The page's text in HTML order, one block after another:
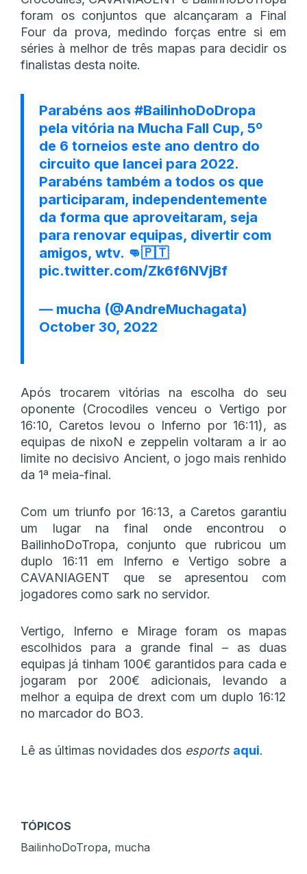
foram os conjuntos que alcançaram a Final
Four da prova, medindo forças entre si em
séries à melhor de três mapas para decidir os
finalistas desta noite.
Parabéns aos #BailinhoDoDropa
pela vitória na Mucha Fall Cup, 5º
de 6 torneios este ano dentro do
circuito que lancei para 2022.
Parabéns também a todos os que
participaram, independentemente
da forma que aproveitaram, seja
para renovar equipas, divertir com
amigos, wtv. 👊🇵🇹
pic.twitter.com/Zk6f6NVjBf
— mucha (@AndreMuchagata)
October 30, 2022
Após trocarem vitórias na escolha do seu
oponente (Crocodiles venceu o Vertigo por
16:10, Caretos levou o Inferno por 16:11), as
equipas de nixoN e zeppelin voltaram a ir ao
limite no decisivo Ancient, o jogo mais renhido
da 1ª meia-final.
Com um triunfo por 16:13, a Caretos garantiu
um lugar na final onde encontrou o
BailinhoDoTropa, conjunto que rubricou um
duplo 16:11 em Inferno e Vertigo sobre a
CAVANIAGENT que se apresentou com
jogadores como sark no servidor.
Vertigo, Inferno e Mirage foram os mapas
escolhidos para a grande final – as duas
equipas já tinham 100€ garantidos para cada e
jogaram por 200€ adicionais, levando a
melhor a equipa de drext com um duplo 16:12
no marcador do BO3.
Lê as últimas novidades dos esports aqui.
TÓPICOS
BailinhoDoTropa, mucha